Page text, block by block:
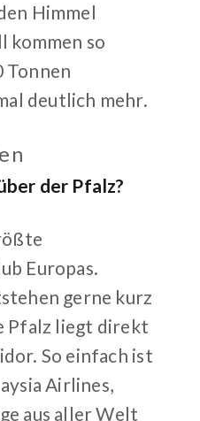
Himmel
kommen so
Tonnen
deutlich mehr.
der Pfalz?
Europas.
gerne kurz
Pfalz liegt direkt
So einfach ist
Airlines,
aus aller Welt